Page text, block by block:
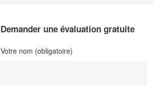
Demander une évaluation gratuite
Votre nom (obligatoire)